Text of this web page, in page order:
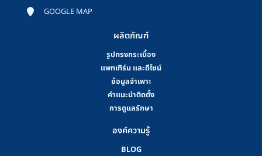
GOOGLE MAP
ผลิตภัณฑ์
รูปทรงกระเบื้อง
แพทเทิร์น และดีไซน์
ข้อมูลจำเพาะ
คําแนะนําติดตั้ง
การดูแลรักษา
องค์ความรู้
BLOG